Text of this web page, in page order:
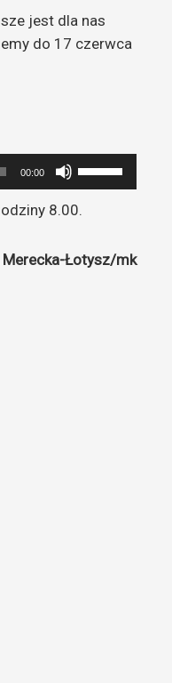
jest dla nas
do 17 czerwca
00:00
strzałek
do
oraz
8.00.
Merecka-Łotysz/mk